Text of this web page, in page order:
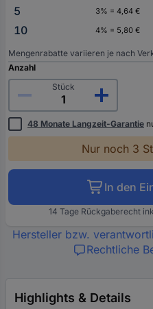
5
3% = 4,64 €
10
4% = 5,80 €
Mengenrabatte variieren je nach
Anzahl
Stück
48 Monate Langzeit-Garantie
Nur noch 3
In den
14 Tage Rückgaberecht
Hersteller bzw.
Rechtliche
Highlights & Details